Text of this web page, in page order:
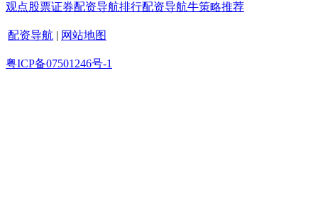
观点股票证券配资导航排行配资导航牛策略推荐
配资导航 | 网站地图
粤ICP备07501246号-1